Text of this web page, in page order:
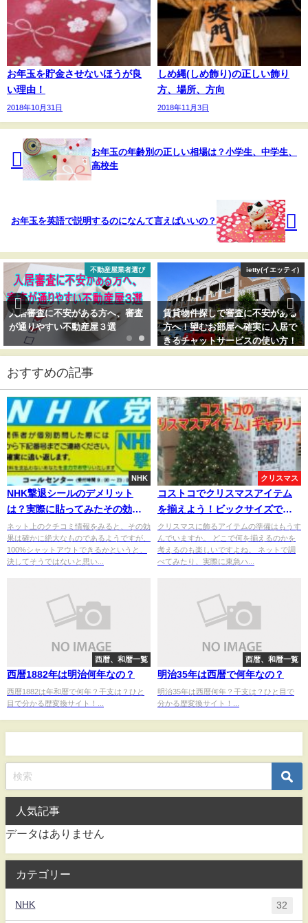
お年玉を貯金させないほうが良
い理由！
2018年10月31日
しめ縄(しめ飾り)の正しい飾り
方、場所、方向
2018年11月3日
お年玉の年齢別の正しい相場は？小学生、中学生、
高校生
お年玉を英語で説明するのになんて言えばいいの？
ietty(イエッティ)
賃貸物件探しで審査に不安がある
方へ！望むお部屋へ確実に入居で
きるチャットサービスの使い方！
引っ越し
引っ越し前と後に超絶役にたつサ
ービス３３選！
おすすめの記事
NHK
NHK撃退シールのデメリット
は？実際に貼ってみたその効果
は？徹底検証！
ネット上のクチコミ情報をみると、その効
果は確かに絶大なものであるようですが、
100%シャットアウトできるかというと、
決してそうではないと思い...
クリスマス
コストコでクリスマスアイテム
を揃えよう！ビックサイズで激
安！
クリスマスに飾るアイテムの準備はもうす
んでいますか。 どこで何を揃えるのかを
考えるのも楽しいですよね。 ネットで調
べてみたり、実際に東急ハ...
西暦、和暦一覧
西暦1882年は明治何年なの？
西暦1882は年和暦で何年？干支は？ひと
目で分かる歴変換サイト！...
西暦、和暦一覧
明治35年は西暦で何年なの？
明治35年は西暦何年？干支は？ひと目で
分かる歴変換サイト！...
人気記事
データはありません
カテゴリー
NHK 32